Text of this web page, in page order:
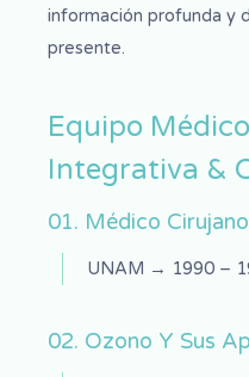
información profunda y
presente.
Equipo
Integrativa &
01. Médico
UNAM → 1990 –
02. Ozono Y Sus